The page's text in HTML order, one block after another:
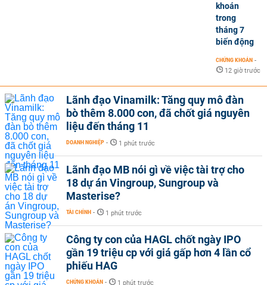
khoán
trong
tháng 7
biến động
CHỨNG KHOÁN -
12 giờ trước
Lãnh đạo Vinamilk: Tăng quy mô đàn
bò thêm 8.000 con, đã chốt giá nguyên
liệu đến tháng 11
DOANH NGHIỆP - 1 phút trước
Lãnh đạo MB nói gì về việc tài trợ cho
18 dự án Vingroup, Sungroup và
Masterise?
TÀI CHÍNH - 1 phút trước
Công ty con của HAGL chốt ngày IPO
gần 19 triệu cp với giá gấp hơn 4 lần cổ
phiếu HAG
CHỨNG KHOÁN - 1 phút trước